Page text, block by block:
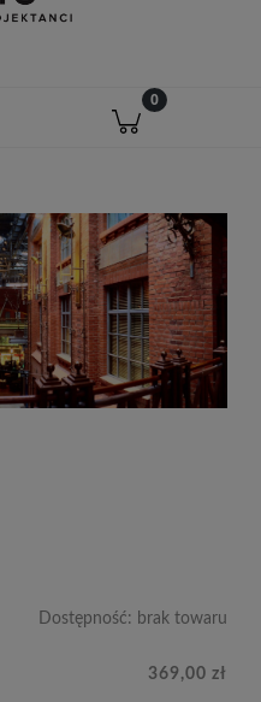
Dostępność: brak towaru
369,00 zł